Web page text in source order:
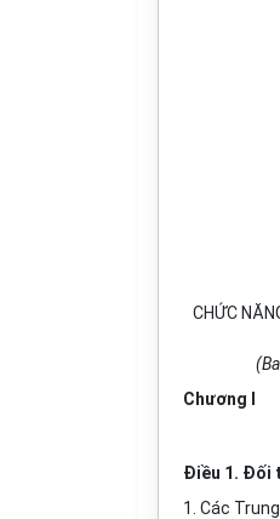
CHỨC
Chương I
Điều 1. Đối
1. Các